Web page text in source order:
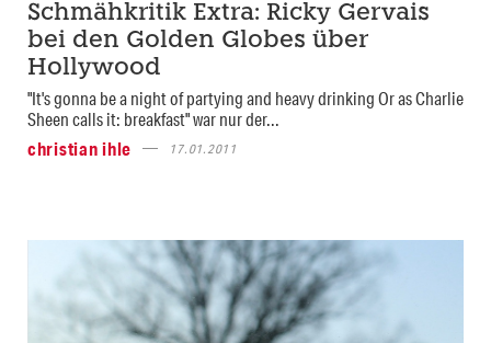
Schmähkritik Extra: Ricky Gervais
bei den Golden Globes über
Hollywood
"It's gonna be a night of partying and heavy drinking Or as Charlie
Sheen calls it: breakfast" war nur der...
christian ihle
17.01.2011